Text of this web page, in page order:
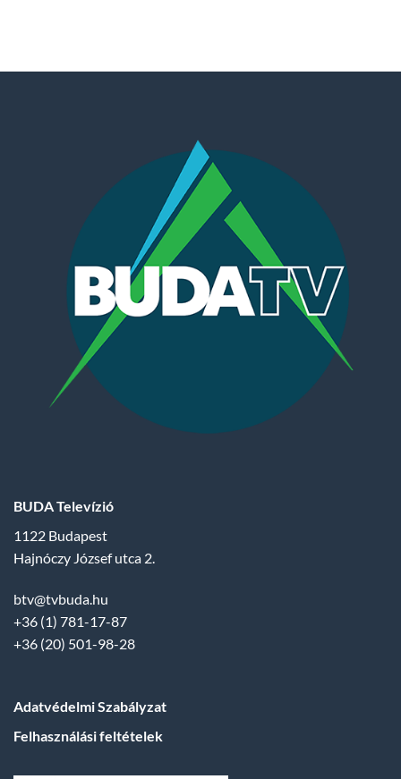
BUDA Televízió
1122 Budapest
Hajnóczy József utca 2.
btv@tvbuda.hu
+36 (1) 781-17-87
+36 (20) 501-98-28
Adatvédelmi Szabályzat
Felhasználási feltételek